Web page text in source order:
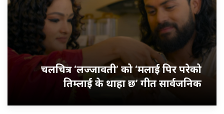
चलचित्र ‘लज्जावती’ को ‘मलाई पिर परेको
तिम्लाई के थाहा छ’ गीत सार्वजनिक